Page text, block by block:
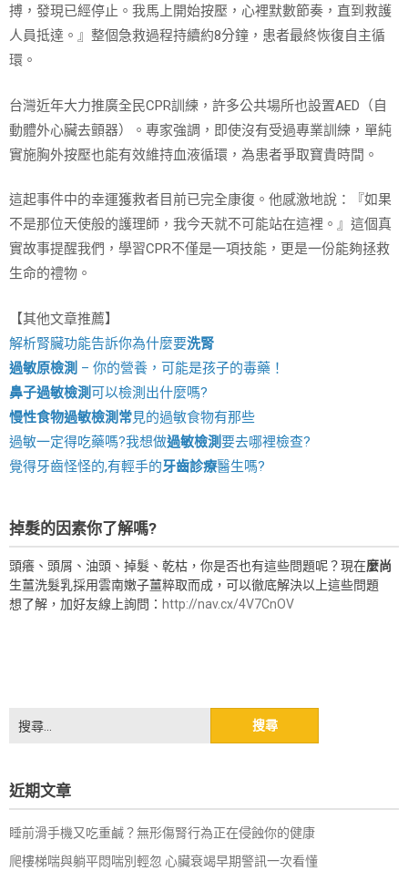
搏，發現已經停止。我馬上開始按壓，心裡默數節奏，直到救護
人員抵達。』整個急救過程持續約8分鐘，患者最終恢復自主循
環。
台灣近年大力推廣全民CPR訓練，許多公共場所也設置AED（自
動體外心臟去顫器）。專家強調，即使沒有受過專業訓練，單純
實施胸外按壓也能有效維持血液循環，為患者爭取寶貴時間。
這起事件中的幸運獲救者目前已完全康復。他感激地說：『如果
不是那位天使般的護理師，我今天就不可能站在這裡。』這個真
實故事提醒我們，學習CPR不僅是一項技能，更是一份能夠拯救
生命的禮物。
【其他文章推薦】
解析腎臟功能告訴你為什麼要洗腎
過敏原檢測 – 你的營養，可能是孩子的毒藥！
鼻子過敏檢測可以檢測出什麼嗎?
慢性食物過敏檢測 常見的過敏食物有那些
過敏一定得吃藥嗎?我想做過敏檢測要去哪裡檢查?
覺得牙齒怪怪的,有輕手的牙齒診療醫生嗎?
掉髮的因素你了解嗎?
頭癢、頭屑、油頭、掉髮、乾枯，你是否也有這些問題呢？現在麼尚
生薑洗髮乳採用雲南嫩子薑粹取而成，可以徹底解決以上這些問題
想了解，加好友線上詢問： http://nav.cx/4V7CnOV
尋
字:
近期文章
睡前滑手機又吃重鹹？無形傷腎行為正在侵蝕你的健康
爬樓梯喘與躺平悶喘別輕忽 心臟衰竭早期警訊一次看懂